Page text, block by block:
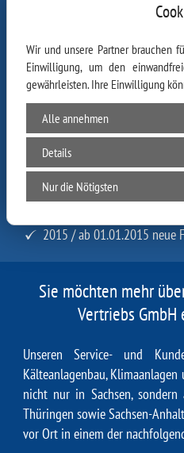
zertifiziert nach § 6,
Klimaschutzverordnung.
Wir informieren Sie gern über
Umwelt- und
Klimaanlagen gemäß:
2008 / 04 EU-Vorgaben
2009 / 09 Betreibervorgaben
2015 / ab 01.01.2015 neue
Sie möchten mehr
Vertriebs GmbH
Unseren Service- und
Kälteanlagenbau,
nicht nur in Sachsen,
Thüringen sowie Sachsen-
vor Ort in einem der
Wir und unsere Partner brauchen
Einwilligung, um den
gewährleisten. Ihre Einwilligung
Alle annehmen
Details
Nur die Nötigsten